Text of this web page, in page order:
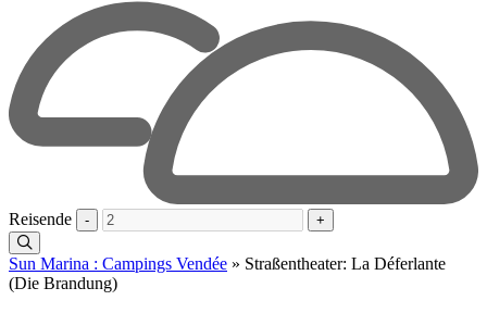
Reisende - +
Sun Marina : Campings Vendée » Straßentheater: La Déferlante
(Die Brandung)